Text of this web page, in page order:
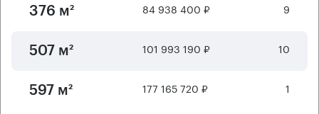
376 м² 84 938 400 ₽ 9
507 м² 101 993 190 ₽ 10
597 м² 177 165 720 ₽ 1